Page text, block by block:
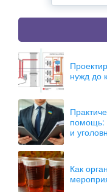
нужд до
помощь:
и
Как